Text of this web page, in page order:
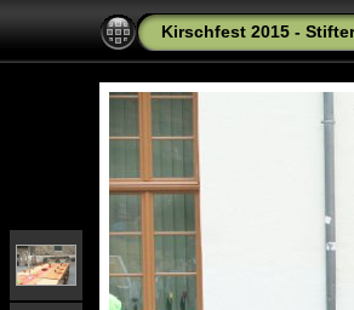
Kirschfest 2015 -